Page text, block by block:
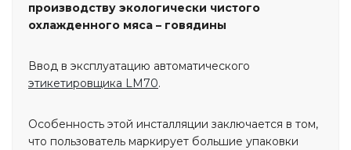
производству экологически чистого
охлажденного мяса – говядины
Ввод в эксплуатацию автоматического
этикетировщика LM70.
Особенность этой инсталляции заключается в том,
что пользователь маркирует большие упаковки